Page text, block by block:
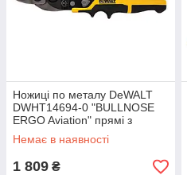
Ножиці по металу DeWALT
DWHT14694-0 "BULLNOSE
ERGO Aviation" прямі з
короткими губками L=235 мм,
вага 418 г.
Немає в наявності
1 809 ₴